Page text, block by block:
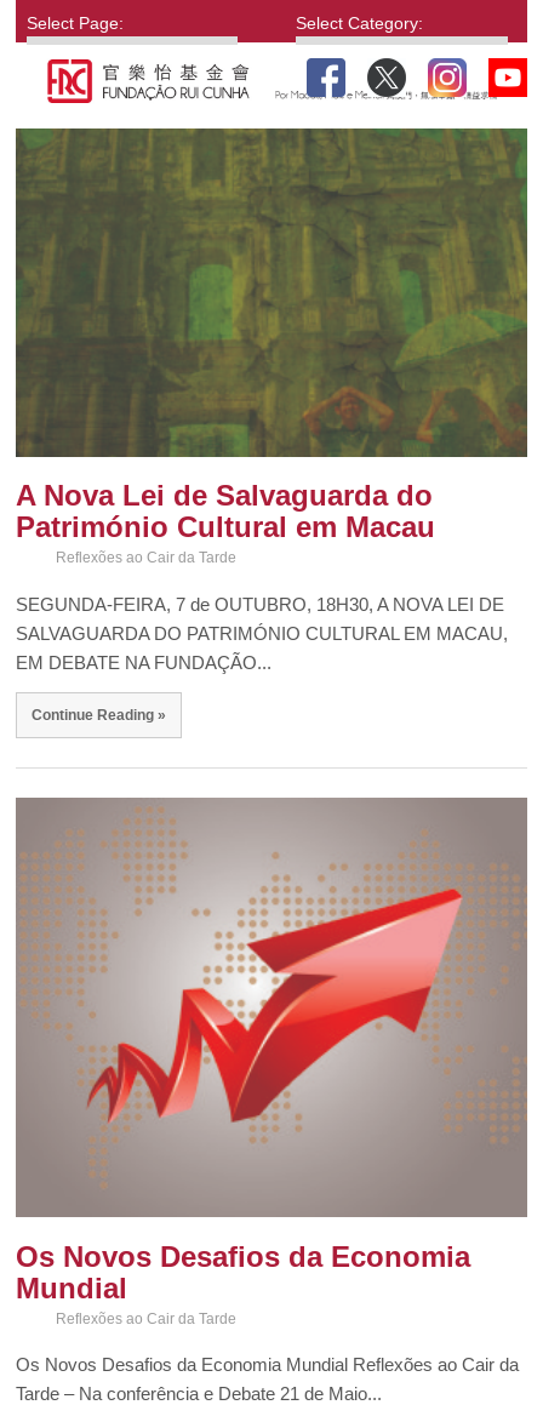
Select Page: Select Category:
A Nova Lei de Salvaguarda do
Património Cultural em Macau
Reflexões ao Cair da Tarde
SEGUNDA-FEIRA, 7 de OUTUBRO, 18H30, A NOVA LEI DE
SALVAGUARDA DO PATRIMÓNIO CULTURAL EM MACAU,
EM DEBATE NA FUNDAÇÃO...
Continue Reading »
Os Novos Desafios da Economia
Mundial
Reflexões ao Cair da Tarde
Os Novos Desafios da Economia Mundial Reflexões ao Cair da
Tarde – Na conferência e Debate 21 de Maio...